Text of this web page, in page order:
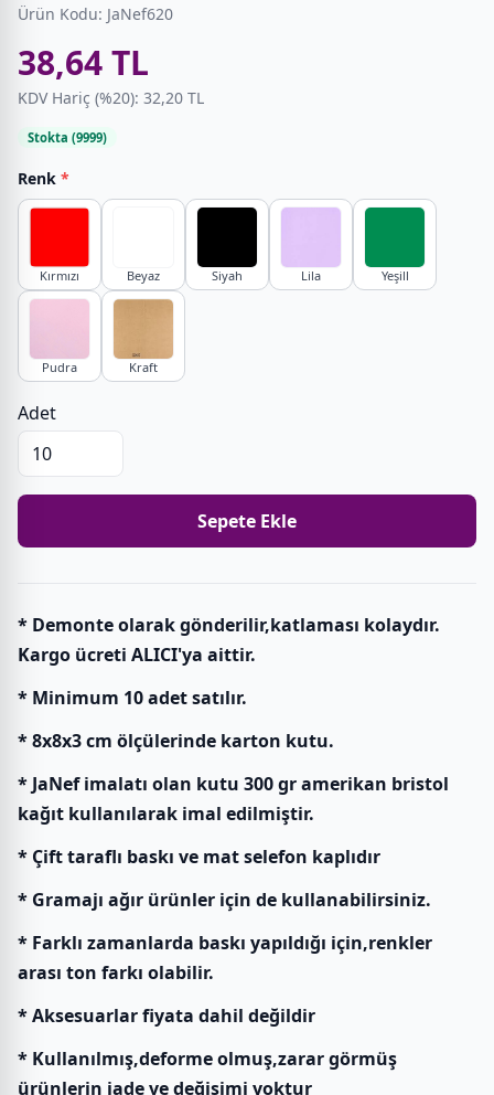
Ürün Kodu: JaNef620
38,64 TL
KDV Hariç (%20): 32,20 TL
Stokta (9999)
Renk *
Kırmızı Beyaz Siyah Lila Yeşill
Pudra Kraft
Adet
Sepete Ekle
* Demonte olarak gönderilir,katlaması kolaydır.
Kargo ücreti ALICI'ya aittir.
* Minimum 10 adet satılır.
* 8x8x3 cm ölçülerinde karton kutu.
* JaNef imalatı olan kutu 300 gr amerikan bristol
kağıt kullanılarak imal edilmiştir.
* Çift taraflı baskı ve mat selefon kaplıdır
* Gramajı ağır ürünler için de kullanabilirsiniz.
* Farklı zamanlarda baskı yapıldığı için,renkler
arası ton farkı olabilir.
* Aksesuarlar fiyata dahil değildir
* Kullanılmış,deforme olmuş,zarar görmüş
ürünlerin iade ve değişimi yoktur